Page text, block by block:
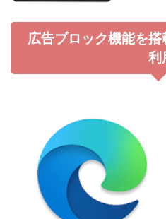
広告ブロック機能を
利